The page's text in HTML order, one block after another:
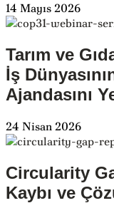
14 Mayıs 2026
Tarım ve
İş
Ajandasını
24 Nisan 2026
Circularity
Kaybı ve